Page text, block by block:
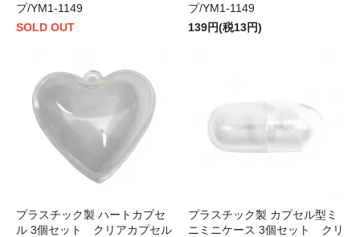
プ/YM1-1149
SOLD OUT
プ/YM1-1149
139円(税13円)
プラスチック製 ハートカプセ
ル 3個セット クリアカプセル
プラスチック製 カプセル型ミ
ニミニケース 3個セット クリ